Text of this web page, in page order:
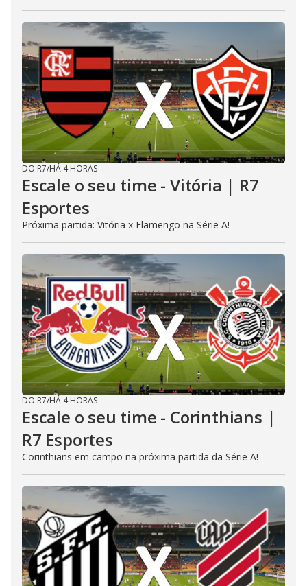
DO R7/HÁ 4 HORAS
Escale o seu time - Vitória | R7
Esportes
Próxima partida: Vitória x Flamengo na Série A!
DO R7/HÁ 4 HORAS
Escale o seu time - Corinthians |
R7 Esportes
Corinthians em campo na próxima partida da Série A!